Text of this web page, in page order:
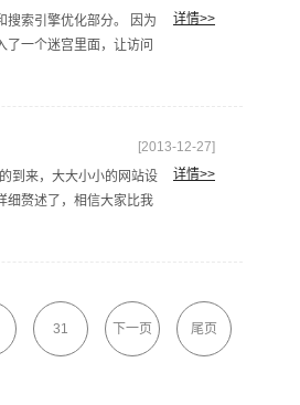
搜索引擎优化部分。 因为
一个迷宫里面，让访问
详情>>
[2013-12-27]
到来，大大小小的网站设
细赘述了，相信大家比我
详情>>
31 下一页 尾页